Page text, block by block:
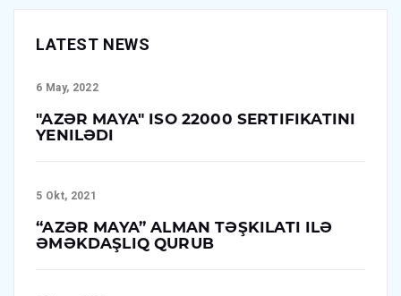
LATEST NEWS
6 May, 2022
"AZƏR MAYA" ISO 22000 SERTIFIKATINI
YENILƏDI
5 Okt, 2021
“AZƏR MAYA” ALMAN TƏŞKILATI ILƏ
ƏMƏKDAŞLIQ QURUB